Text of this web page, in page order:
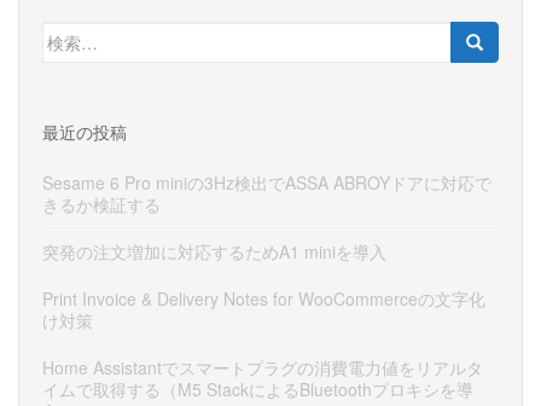
検
索:
最近の投稿
Sesame 6 Pro miniの3Hz検出でASSA ABROYドアに対応で
きるか検証する
突発の注文増加に対応するためA1 miniを導入
Print Invoice & Delivery Notes for WooCommerceの文字化
け対策
Home Assistantでスマートプラグの消費電力値をリアルタ
イムで取得する（M5 StackによるBluetoothプロキシを導